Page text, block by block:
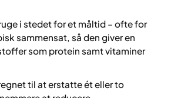
i stedet for et måltid – ofte for
sammensat, så den giver en
som protein samt vitaminer
til at erstatte ét eller to